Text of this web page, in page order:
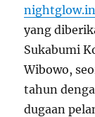
yang
Sukabumi
Wibowo,
tahun
dugaan